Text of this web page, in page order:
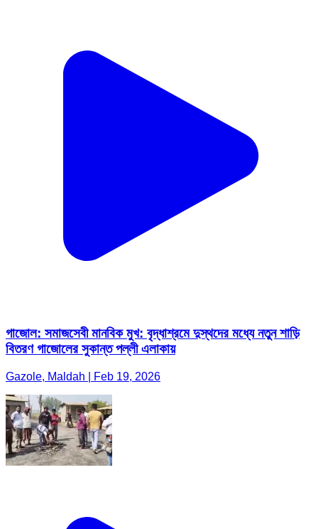
গাজোল: সমাজসেবী মানবিক মুখ: বৃদ্ধাশ্রমে দুস্থদের মধ্যে নতুন শাড়ি
বিতরণ গাজোলের সুকান্ত পল্লী এলাকায়
Gazole, Maldah | Feb 19, 2026